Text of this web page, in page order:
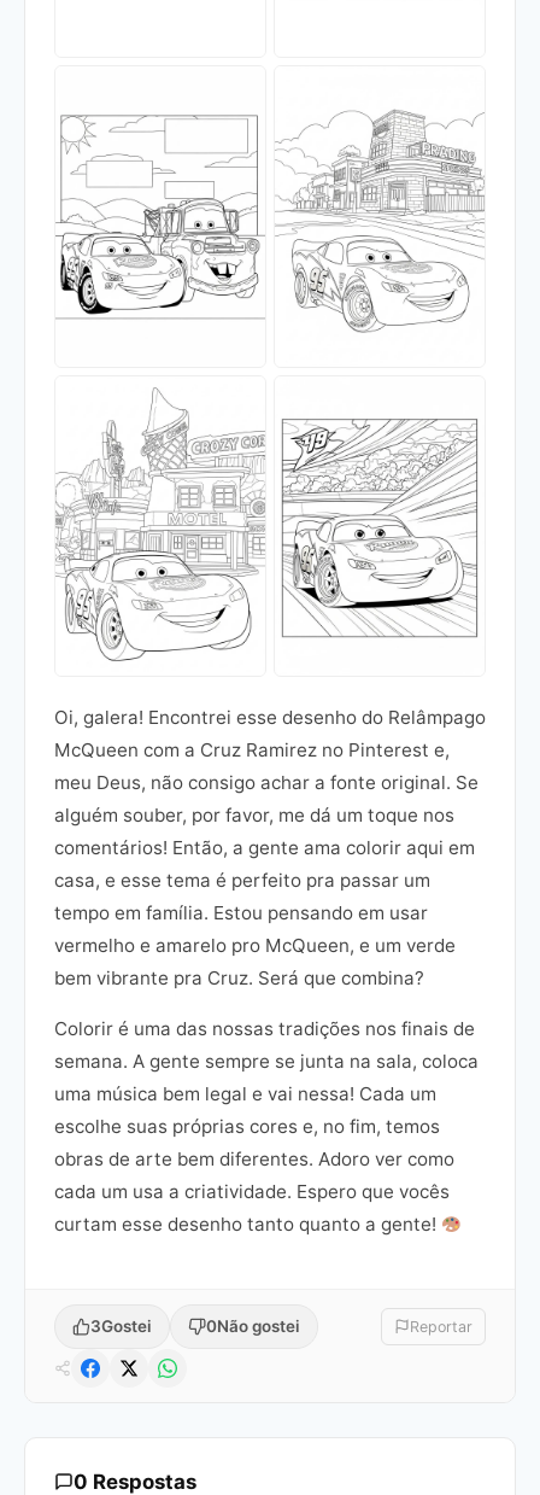
Oi, galera! Encontrei esse desenho do Relâmpago
McQueen com a Cruz Ramirez no Pinterest e,
meu Deus, não consigo achar a fonte original. Se
alguém souber, por favor, me dá um toque nos
comentários! Então, a gente ama colorir aqui em
casa, e esse tema é perfeito pra passar um
tempo em família. Estou pensando em usar
vermelho e amarelo pro McQueen, e um verde
bem vibrante pra Cruz. Será que combina?
Colorir é uma das nossas tradições nos finais de
semana. A gente sempre se junta na sala, coloca
uma música bem legal e vai nessa! Cada um
escolhe suas próprias cores e, no fim, temos
obras de arte bem diferentes. Adoro ver como
cada um usa a criatividade. Espero que vocês
curtam esse desenho tanto quanto a gente!
3Gostei 0Não gostei Reportar
0 Respostas